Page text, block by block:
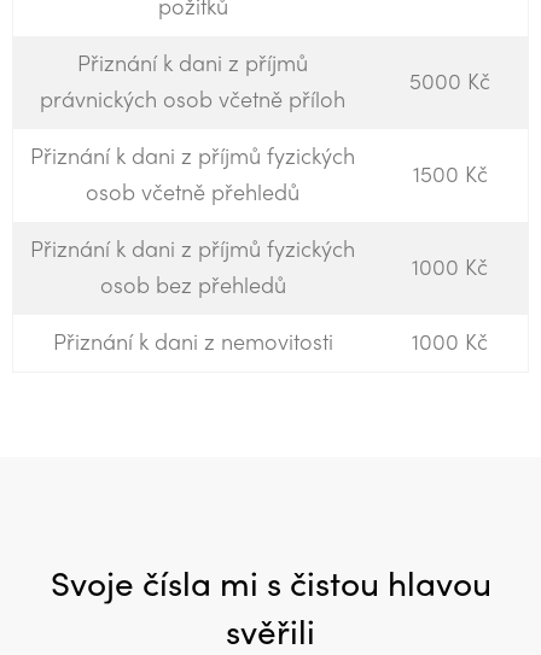
Přiznání k dani z příjmů
právnických osob včetně příloh
5000 Kč
Přiznání k dani z příjmů fyzických
osob včetně přehledů
1500 Kč
Přiznání k dani z příjmů fyzických
osob bez přehledů
1000 Kč
Přiznání k dani z nemovitosti 1000 Kč
Svoje čísla mi s čistou hlavou
svěřili